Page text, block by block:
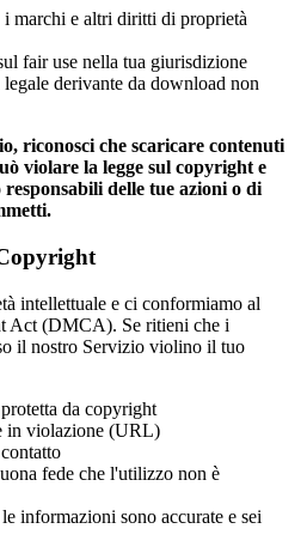
marchi e altri diritti di proprietà
fair use nella tua giurisdizione
derivante da download non
riconosci che scaricare contenuti
violare la legge sul copyright e
delle tue azioni o di
intellettuale e ci conformiamo al
Act (DMCA). Se ritieni che i
il nostro Servizio violino il tuo
da copyright
in violazione (URL)
fede che l'utilizzo non è
informazioni sono accurate e sei